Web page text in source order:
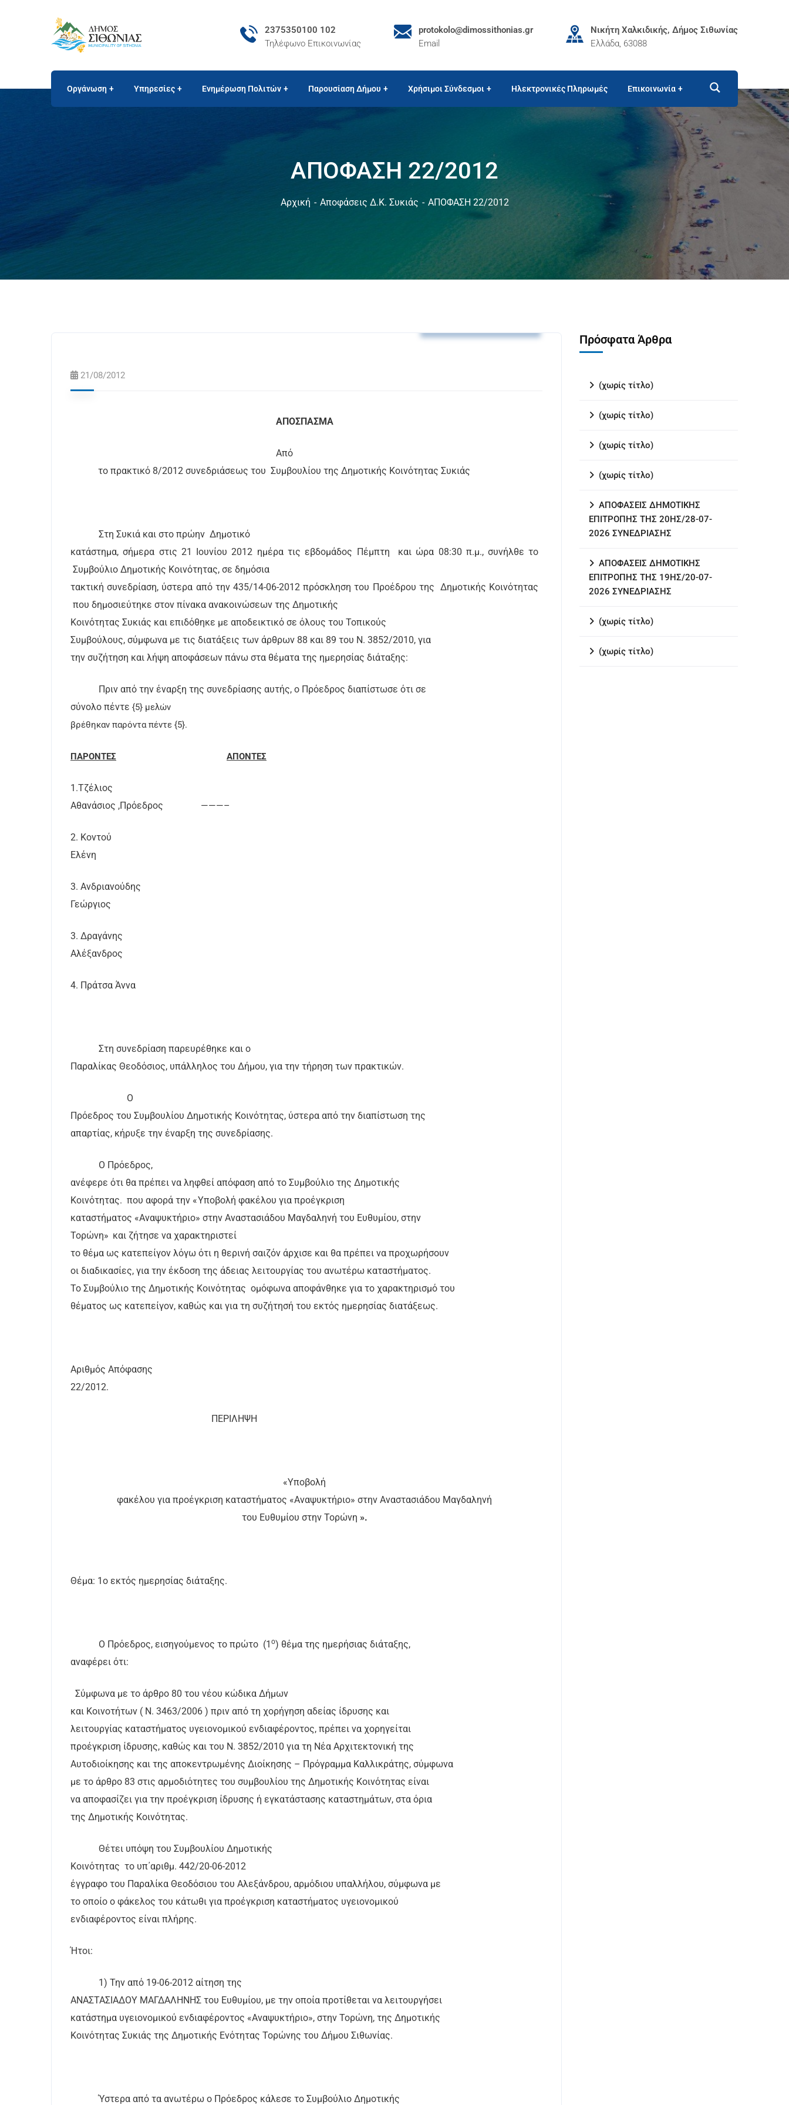
2375350100 102
Τηλέφωνο Επικοινωνίας
protokolo@dimossithonias.gr
Email
Νικήτη Χαλκιδικής, Δήμος Σιθωνίας
Ελλάδα, 63088
Οργάνωση Υπηρεσίες Ενημέρωση Πολιτών Παρουσίαση Δήμου Χρήσιμοι Σύνδεσμοι Ηλεκτρονικές Πληρωμές Επικοινωνία
ΑΠΟΦΑΣΗ 22/2012
Αρχική Αποφάσεις Δ.Κ. Συκιάς ΑΠΟΦΑΣΗ 22/2012
21/08/2012
ΑΠΟΣΠΑΣΜΑ
Από
το πρακτικό 8/2012 συνεδριάσεως του Συμβουλίου της Δημοτικής Κοινότητας Συκιάς
Στη Συκιά και στο πρώην Δημοτικό
κατάστημα, σήμερα στις 21 Ιουνίου 2012 ημέρα τις εβδομάδος Πέμπτη
και ώρα 08:30 π.μ., συνήλθε το
Συμβούλιο Δημοτικής Κοινότητας, σε δημόσια
τακτική συνεδρίαση, ύστερα από την 435/14-06-2012 πρόσκληση του Προέδρου της Δημοτικής Κοινότητας
που δημοσιεύτηκε στον πίνακα ανακοινώσεων της Δημοτικής
Κοινότητας Συκιάς και επιδόθηκε με αποδεικτικό σε όλους του Τοπικούς
Συμβούλους, σύμφωνα με τις διατάξεις των άρθρων 88 και 89 του Ν. 3852/2010, για
την συζήτηση και λήψη αποφάσεων πάνω στα θέματα της ημερησίας διάταξης:
Πριν από την έναρξη της συνεδρίασης αυτής, ο Πρόεδρος διαπίστωσε ότι σε
σύνολο πέντε {5} μελών
βρέθηκαν παρόντα πέντε {5}.
ΠΑΡΟΝΤΕΣ ΑΠΟΝΤΕΣ
1.Τζέλιος
Αθανάσιος ,Πρόεδρος
———–
2. Κοντού
Ελένη
3. Ανδριανούδης
Γεώργιος
3. Δραγάνης
Αλέξανδρος
4. Πράτσα Άννα
Στη συνεδρίαση παρευρέθηκε και ο
Παραλίκας Θεοδόσιος, υπάλληλος του Δήμου, για την τήρηση των πρακτικών.
Ο
Πρόεδρος του Συμβουλίου Δημοτικής Κοινότητας, ύστερα από την διαπίστωση της
απαρτίας, κήρυξε την έναρξη της συνεδρίασης.
Ο Πρόεδρος,
ανέφερε ότι θα πρέπει να ληφθεί απόφαση από το Συμβούλιο της Δημοτικής
Κοινότητας. που αφορά την «Υποβολή φακέλου για προέγκριση
καταστήματος «Αναψυκτήριο» στην Αναστασιάδου Μαγδαληνή του Ευθυμίου, στην
Τορώνη» και ζήτησε να χαρακτηριστεί
το θέμα ως κατεπείγον λόγω ότι η θερινή σαιζόν άρχισε και θα πρέπει να προχωρήσουν
οι διαδικασίες, για την έκδοση της άδειας λειτουργίας του ανωτέρω καταστήματος.
Το Συμβούλιο της Δημοτικής Κοινότητας ομόφωνα αποφάνθηκε για το χαρακτηρισμό του
θέματος ως κατεπείγον, καθώς και για τη συζήτησή του εκτός ημερησίας διατάξεως.
Αριθμός Απόφασης
22/2012.
ΠΕΡΙΛΗΨΗ
«Υποβολή
φακέλου για προέγκριση καταστήματος «Αναψυκτήριο» στην Αναστασιάδου Μαγδαληνή
του Ευθυμίου στην Τορώνη ».
Θέμα: 1ο εκτός ημερησίας διάταξης.
Ο Πρόεδρος, εισηγούμενος το πρώτο (1 ο) θέμα της ημερήσιας διάταξης,
αναφέρει ότι:
Σύμφωνα με το άρθρο 80 του νέου κώδικα Δήμων
και Κοινοτήτων ( Ν. 3463/2006 ) πριν από τη χορήγηση αδείας ίδρυσης και
λειτουργίας καταστήματος υγειονομικού ενδιαφέροντος, πρέπει να χορηγείται
προέγκριση ίδρυσης, καθώς και του Ν. 3852/2010 για τη Νέα Αρχιτεκτονική της
Αυτοδιοίκησης και της αποκεντρωμένης Διοίκησης – Πρόγραμμα Καλλικράτης, σύμφωνα
με το άρθρο 83 στις αρμοδιότητες του συμβουλίου της Δημοτικής Κοινότητας είναι
να αποφασίζει για την προέγκριση ίδρυσης ή εγκατάστασης καταστημάτων, στα όρια
της Δημοτικής Κοινότητας.
Θέτει υπόψη του Συμβουλίου Δημοτικής
Κοινότητας το υπ΄αριθμ. 442/20-06-2012
έγγραφο του Παραλίκα Θεοδόσιου του Αλεξάνδρου, αρμόδιου υπαλλήλου, σύμφωνα με
το οποίο ο φάκελος του κάτωθι για προέγκριση καταστήματος υγειονομικού
ενδιαφέροντος είναι πλήρης.
Ήτοι:
1) Την από 19-06-2012 αίτηση της
ΑΝΑΣΤΑΣΙΑΔΟΥ ΜΑΓΔΑΛΗΝΗΣ του Ευθυμίου, με την οποία προτίθεται να λειτουργήσει
κατάστημα υγειονομικού ενδιαφέροντος «Αναψυκτήριο», στην Τορώνη, της Δημοτικής
Κοινότητας Συκιάς της Δημοτικής Ενότητας Τορώνης του Δήμου Σιθωνίας.
Ύστερα από τα ανωτέρω ο Πρόεδρος κάλεσε το Συμβούλιο Δημοτικής
Πρόσφατα Άρθρα
(χωρίς τίτλο)
(χωρίς τίτλο)
(χωρίς τίτλο)
(χωρίς τίτλο)
ΑΠΟΦΑΣΕΙΣ ΔΗΜΟΤΙΚΗΣ
ΕΠΙΤΡΟΠΗΣ ΤΗΣ 20ΗΣ/28-07-
2026 ΣΥΝΕΔΡΙΑΣΗΣ
ΑΠΟΦΑΣΕΙΣ ΔΗΜΟΤΙΚΗΣ
ΕΠΙΤΡΟΠΗΣ ΤΗΣ 19ΗΣ/20-07-
2026 ΣΥΝΕΔΡΙΑΣΗΣ
(χωρίς τίτλο)
(χωρίς τίτλο)